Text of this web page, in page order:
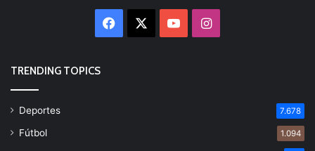
Facebook YouTubeInstagram
TRENDING TOPICS
Deportes 7.678
Fútbol 1.094